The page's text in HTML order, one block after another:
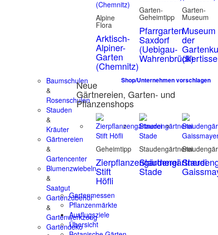
Alpine
Flora
Arktisch-
Alpiner-
Garten
(Chemnitz)
Garten-
Geheimtipp
Pfarrgarten
Saxdorf
(Uebigau-
Wahrenbrück)
Garten-
Museum
Museum
der
Baumschulen
&
Rosenschulen
Stauden
&
Kräuter
Gärtnereien
&
Gartencenter
Blumenzwiebeln
&
Saatgut
Gartenzubehör
&
Gartenwerkzeug
Gartendeko
Shop/Unternehmen vorschlagen
Neue
Gärtnereien, Garten- und
Pflanzenshops
Geheimtipp
Zierpflanzengärtnerei
Stift
Höfli
Staudengärtnerei
Staudengärtnerei
Stade
Gartenmessen
Pflanzenmärkte
Ausflugsziele
Übersicht